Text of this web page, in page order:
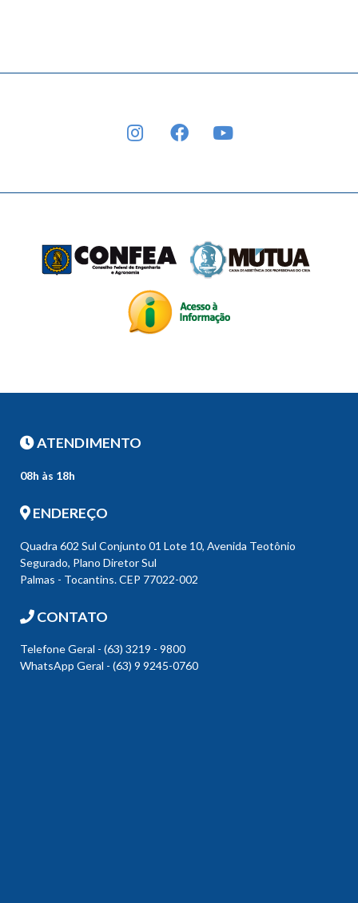
INSTAGRAMFACEBOOK
ATENDIMENTO
08h às 18h
ENDEREÇO
Quadra 602 Sul Conjunto 01 Lote 10, Avenida Teotônio
Segurado, Plano Diretor Sul
Palmas - Tocantins. CEP 77022-002
CONTATO
Telefone Geral - (63) 3219 - 9800
WhatsApp Geral - (63) 9 9245-0760